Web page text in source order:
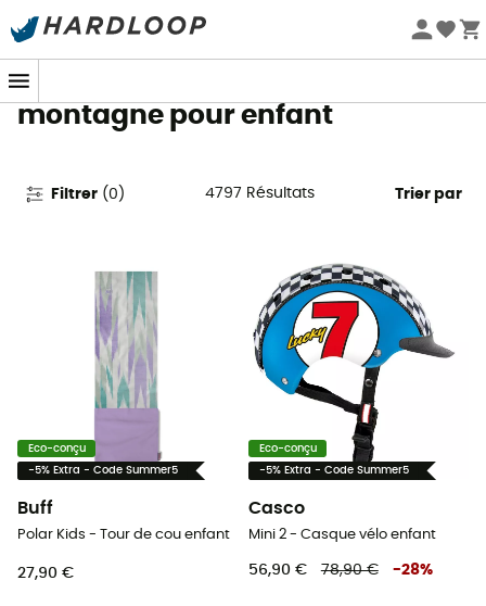
Promos d'été 🔥 -5 % EXTRA dès 2 produits* code Summer5
Vêtements & équipement ski et
montagne pour enfant
Filtrer (0 ) 4797 Résultats Trier par
Eco-conçu
-5% Extra - Code Summer5
Buff
Polar Kids - Tour de cou enfant
27,90 €
Eco-conçu
-5% Extra - Code Summer5
Casco
Mini 2 - Casque vélo enfant
56,90 € 78,90 € -28%